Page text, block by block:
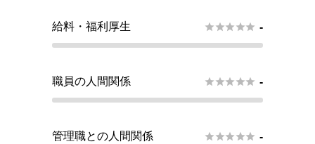
給料・福利厚生  -
職員の人間関係  -
管理職との人間関係  -